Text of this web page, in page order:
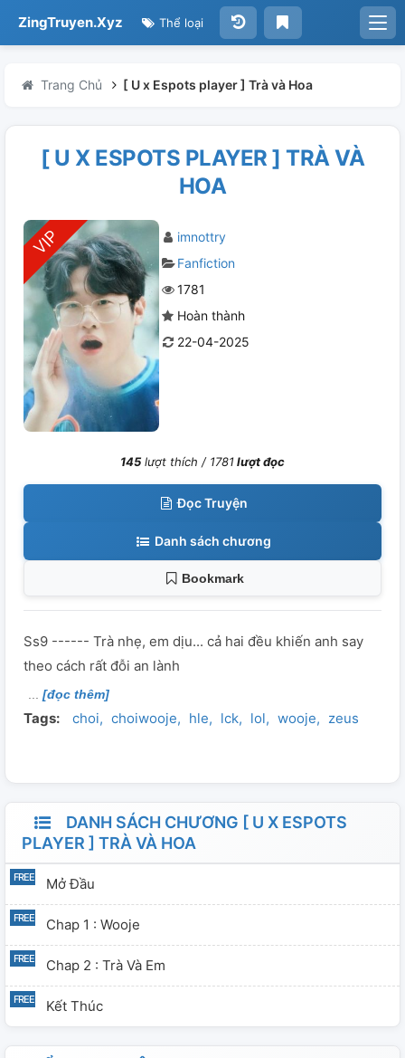
ZingTruyen.Xyz Thể loại
Trang Chủ [ U x Espots player ] Trà và Hoa
[ U X ESPOTS PLAYER ] TRÀ VÀ
HOA
imnottry
Fanfiction
1781
Hoàn thành
22-04-2025
145 lượt thích / 1781lượt đọc
Đọc Truyện
Danh sách chương
Bookmark
Ss9 ------ Trà nhẹ, em dịu... cả hai đều khiến anh say
theo cách rất đỗi an lành
[đọc thêm]
Tags: choi choiwooje hle lck lol wooje zeus
DANH SÁCH CHƯƠNG [ U X ESPOTS
PLAYER ] TRÀ VÀ HOA
Mở Đầu
Chap 1 : Wooje
Chap 2 : Trà Và Em
Kết Thúc